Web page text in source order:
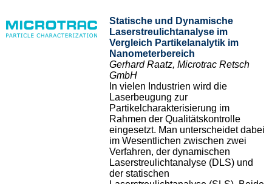
Statische und Dynamische
Laserstreulichtanalyse im
Vergleich Partikelanalytik im
Nanometerbereich
Gerhard Raatz, Microtrac Retsch
GmbH
In vielen Industrien wird die
Laserbeugung zur
Partikelcharakterisierung im
Rahmen der Qualitätskontrolle
eingesetzt. Man unterscheidet dabei
im Wesentlichen zwischen zwei
Verfahren, der dynamischen
Laserstreulichtanalyse (DLS) und
der statischen